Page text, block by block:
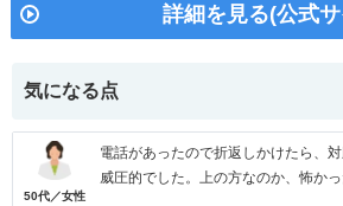
詳細を見る(公式
気になる点
50代／女性
電話があったので折返しかけたら、
威圧的でした。上の方なのか、怖かっ